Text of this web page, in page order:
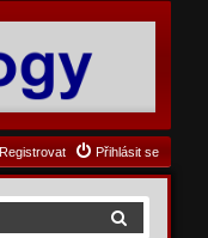
Přihlásit se
Registrovat